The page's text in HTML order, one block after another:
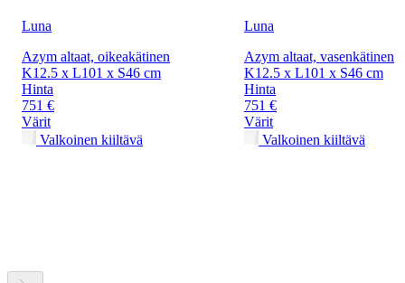
Luna
Azym altaat, oikeakätinen
K12.5 x L101 x S46 cm
Hinta
751 €
Värit
Valkoinen kiiltävä
Luna
Azym altaat, vasenkätinen
K12.5 x L101 x S46 cm
Hinta
751 €
Värit
Valkoinen kiiltävä